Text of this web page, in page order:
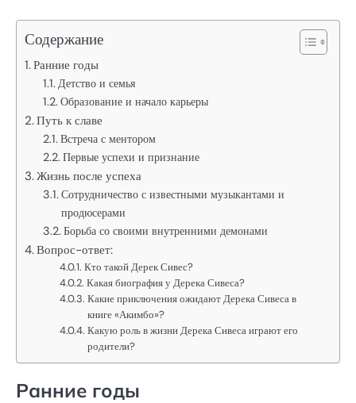
Содержание
Ранние годы
Детство и семья
Образование и начало карьеры
Путь к славе
Встреча с ментором
Первые успехи и признание
Жизнь после успеха
Сотрудничество с известными музыкантами и
продюсерами
Борьба со своими внутренними демонами
Вопрос-ответ:
Кто такой Дерек Сивес?
Какая биография у Дерека Сивеса?
Какие приключения ожидают Дерека Сивеса в
книге «Акимбо»?
Какую роль в жизни Дерека Сивеса играют его
родители?
Ранние годы